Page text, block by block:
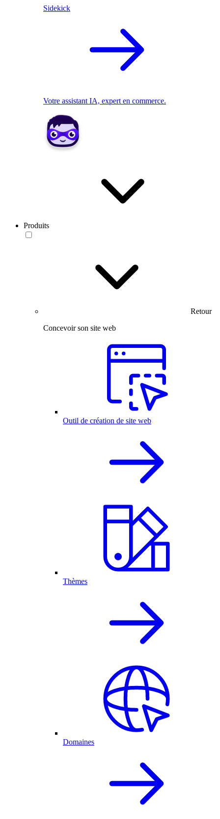
Sidekick
Votre assistant IA, expert en commerce.
Produits
Retour
Concevoir son site web
Outil de création de site web
Thèmes
Domaines